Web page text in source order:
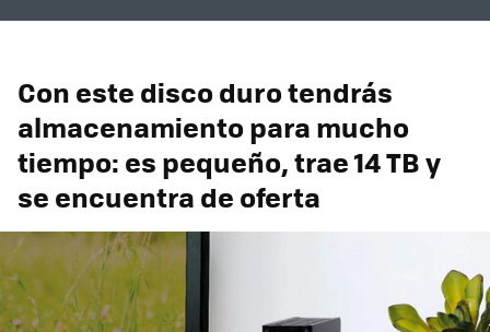
Con este disco duro tendrás
almacenamiento para mucho
tiempo: es pequeño, trae 14 TB y
se encuentra de oferta